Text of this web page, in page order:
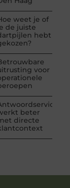
weet je of
de juiste
hebt
voor
beter
directe